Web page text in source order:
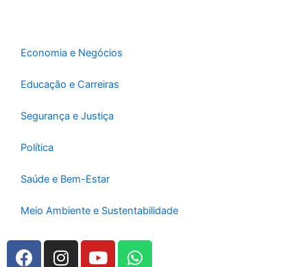
-
m
Economia e Negócios
Educação e Carreiras
Segurança e Justiça
Política
Saúde e Bem-Estar
Meio Ambiente e Sustentabilidade
F
I
Y
W